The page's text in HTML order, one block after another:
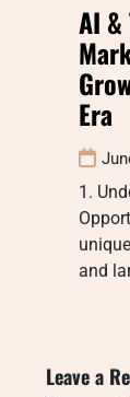
AI
Era
1.
and
Leave a